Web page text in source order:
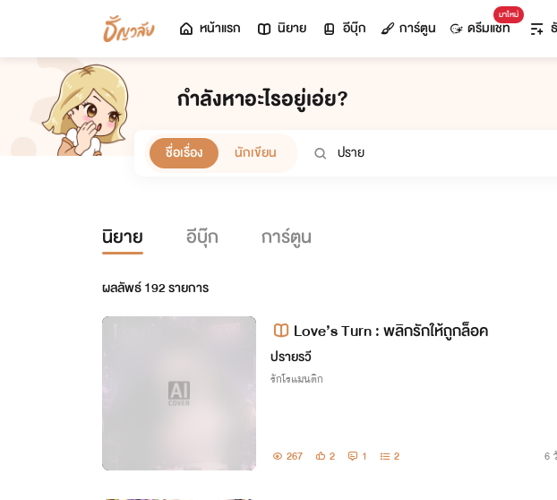
หน้าแรก นิยาย อีบุ๊ก การ์ตูน
มาใหม่
ดรีมแชท
กำลังหาอะไรอยู่เอ่ย?
ชื่อเรื่อง นักเขียน
นิยาย อีบุ๊ก การ์ตูน
ผลลัพธ์192รายการ
Love’s Turn : พลิกรักให้ถูกล็อค
ปรายรวี
รักโรแมนติก
267 2 1 2 6